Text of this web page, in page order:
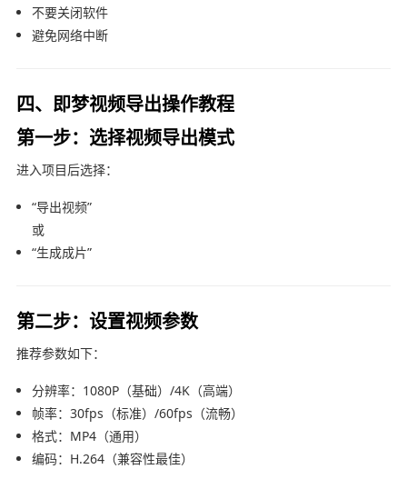
不要关闭软件
避免网络中断
四、即梦视频导出操作教程
第一步：选择视频导出模式
进入项目后选择：
“导出视频”
或
“生成成片”
第二步：设置视频参数
推荐参数如下：
分辨率：1080P（基础）/4K（高端）
帧率：30fps（标准）/60fps（流畅）
格式：MP4（通用）
编码：H.264（兼容性最佳）